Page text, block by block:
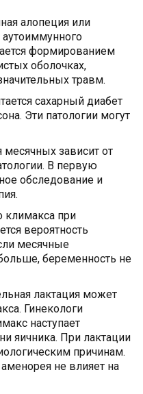
алопеция или
формированием
оболочках,
травм.
сахарный диабет
Эти патологии могут
зависит от
В первую
обследование и
климакса при
вероятность
месячные
беременность не
лактация может
Гинекологи
наступает
яичника. При лактации
причинам.
не влияет на